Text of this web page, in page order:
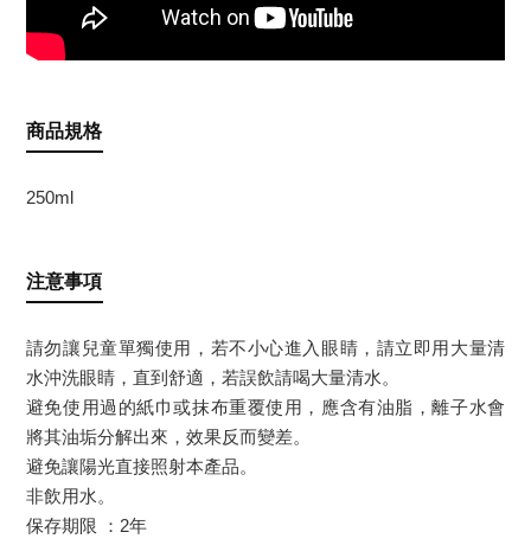
商品規格
250ml
注意事項
請勿讓兒童單獨使用，若不小心進入眼睛，請立即用大量清
水沖洗眼睛，直到舒適，若誤飲請喝大量清水。
避免使用過的紙巾或抹布重覆使用，應含有油脂，離子水會
將其油垢分解出來，效果反而變差。
避免讓陽光直接照射本產品。
非飲用水。
保存期限 ：2年